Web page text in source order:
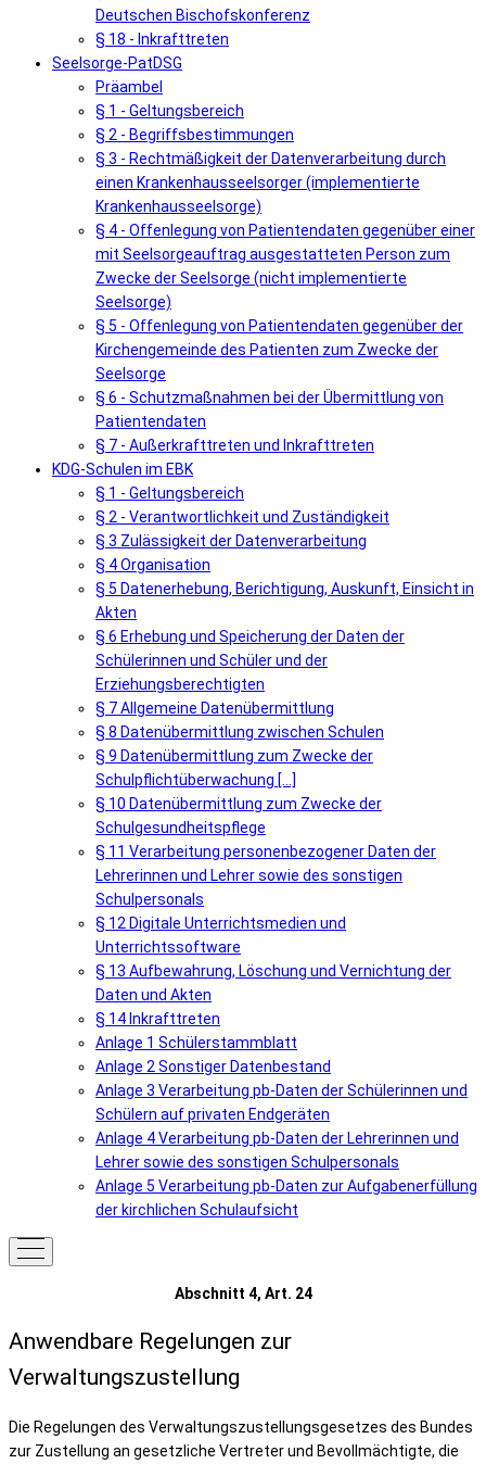
Deutschen Bischofskonferenz
§ 18 - Inkrafttreten
Seelsorge-PatDSG
Präambel
§ 1 - Geltungsbereich
§ 2 - Begriffsbestimmungen
§ 3 - Rechtmäßigkeit der Datenverarbeitung durch
einen Krankenhausseelsorger (implementierte
Krankenhausseelsorge)
§ 4 - Offenlegung von Patientendaten gegenüber einer
mit Seelsorgeauftrag ausgestatteten Person zum
Zwecke der Seelsorge (nicht implementierte
Seelsorge)
§ 5 - Offenlegung von Patientendaten gegenüber der
Kirchengemeinde des Patienten zum Zwecke der
Seelsorge
§ 6 - Schutzmaßnahmen bei der Übermittlung von
Patientendaten
§ 7 - Außerkrafttreten und Inkrafttreten
KDG-Schulen im EBK
§ 1 - Geltungsbereich
§ 2 - Verantwortlichkeit und Zuständigkeit
§ 3 Zulässigkeit der Datenverarbeitung
§ 4 Organisation
§ 5 Datenerhebung, Berichtigung, Auskunft, Einsicht in
Akten
§ 6 Erhebung und Speicherung der Daten der
Schülerinnen und Schüler und der
Erziehungsberechtigten
§ 7 Allgemeine Datenübermittlung
§ 8 Datenübermittlung zwischen Schulen
§ 9 Datenübermittlung zum Zwecke der
Schulpflichtüberwachung [...]
§ 10 Datenübermittlung zum Zwecke der
Schulgesundheitspflege
§ 11 Verarbeitung personenbezogener Daten der
Lehrerinnen und Lehrer sowie des sonstigen
Schulpersonals
§ 12 Digitale Unterrichtsmedien und
Unterrichtssoftware
§ 13 Aufbewahrung, Löschung und Vernichtung der
Daten und Akten
§ 14 Inkrafttreten
Anlage 1 Schülerstammblatt
Anlage 2 Sonstiger Datenbestand
Anlage 3 Verarbeitung pb-Daten der Schülerinnen und
Schülern auf privaten Endgeräten
Anlage 4 Verarbeitung pb-Daten der Lehrerinnen und
Lehrer sowie des sonstigen Schulpersonals
Anlage 5 Verarbeitung pb-Daten zur Aufgabenerfüllung
der kirchlichen Schulaufsicht
Abschnitt 4, Art. 24
Anwendbare Regelungen zur
Verwaltungszustellung
Die Regelungen des Verwaltungszustellungsgesetzes des Bundes
zur Zustellung an gesetzliche Vertreter und Bevollmächtigte, die